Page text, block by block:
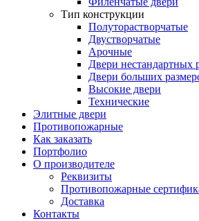
Тип конструкции
Полуторастворчатые
Двустворчатые
Арочные
Двери нестандартных
Двери больших
Высокие двери
Технические
Элитные двери
Противопожарные
Как заказать
Портфолио
О производителе
Реквизиты
Противопожарные
Доставка
Контакты